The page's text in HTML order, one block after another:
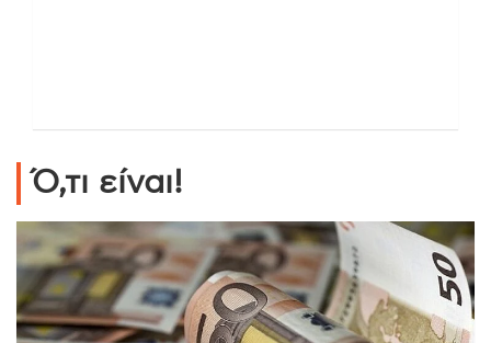
Ό,τι είναι!